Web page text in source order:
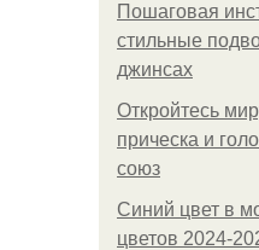
Пошаговая
стильные
джинсах
Откройтесь
прическа и
союз
Синий цвет в
цветов 2024-